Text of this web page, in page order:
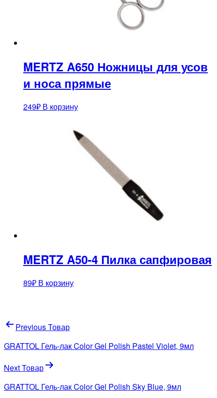
MERTZ A650 Ножницы для усов
и носа прямые
249₽ В корзину
MERTZ A50-4 Пилка сапфировая
89₽ В корзину
Навигация
по
записям
Previous Товар
GRATTOL Гель-лак Color Gel Polish Pastel Violet, 9мл
Next Товар
GRATTOL Гель-лак Color Gel Polish Sky Blue, 9мл